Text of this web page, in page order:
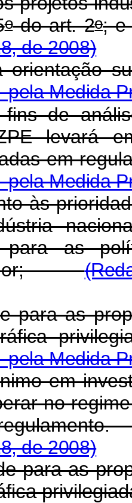
odo art. 2o;
de 2008)
Medida
de
levará
em
Medida
às
para as
para as
Medida
em
no
de 2008)
para as